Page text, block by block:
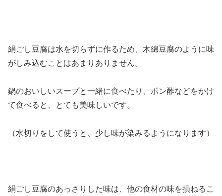
絹ごし豆腐は水を切らずに作るため、木綿豆腐のように味
がしみ込むことはあまりありません。
鍋のおいしいスープと一緒に食べたり、ポン酢などをかけ
て食べると、とても美味しいです。
（水切りをして使うと、少し味が染みるようになります）
絹ごし豆腐のあっさりした味は、他の食材の味を損ねるこ